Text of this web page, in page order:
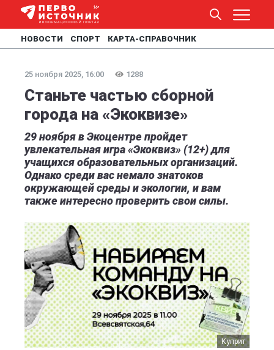
НОВОСТИ СПОРТ КАРТА-СПРАВОЧНИК
25 ноября 2025, 16:00 1288
Станьте частью сборной
города на «Экоквизе»
29 ноября в Экоцентре пройдет
увлекательная игра «Экоквиз» (12+) для
учащихся образовательных организаций.
Однако среди вас немало знатоков
окружающей среды и экологии, и вам
также интересно проверить свои силы.
Куприт